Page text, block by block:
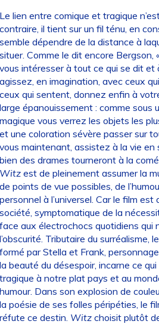
lien entre comique et tragique
il tient sur un fil ténu, en
dépendre de la distance à
Comme le dit encore Bergson,
intéresser à tout ce qui se dit et
en imagination, avec ceux
qui sentent, donnez enfin à
épanouissement : comme sous
vous verrez les objets les
une coloration sévère passer sur
maintenant, assistez à la vie
des drames tourneront à la
est de pleinement assumer la
points de vue possibles, de
à l’universel. Car le film est
symptomatique de la
aux électrochocs quotidiens qui
Tributaire du surréalisme,
par Stella et Frank,
beauté du désespoir, incarne ce
à notre plat pays et au
Dans son explosion de
poésie de ses folles péripéties, le
ce destin. Witz choisit plutôt